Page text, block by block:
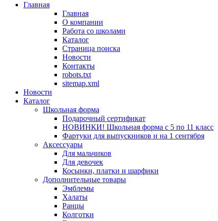
Главная
Главная
О компании
Работа со школами
Каталог
Страница поиска
Новости
Контакты
robots.txt
sitemap.xml
Новости
Каталог
Школьная форма
Подарочный сертификат
НОВИНКИ! Школьная форма с 5 по 11 класс
Фартуки для выпускников и на 1 сентября
Аксессуары
Для мальчиков
Для девочек
Косынки, платки и шарфики
Дополнительные товары
Эмблемы
Халаты
Ранцы
Колготки